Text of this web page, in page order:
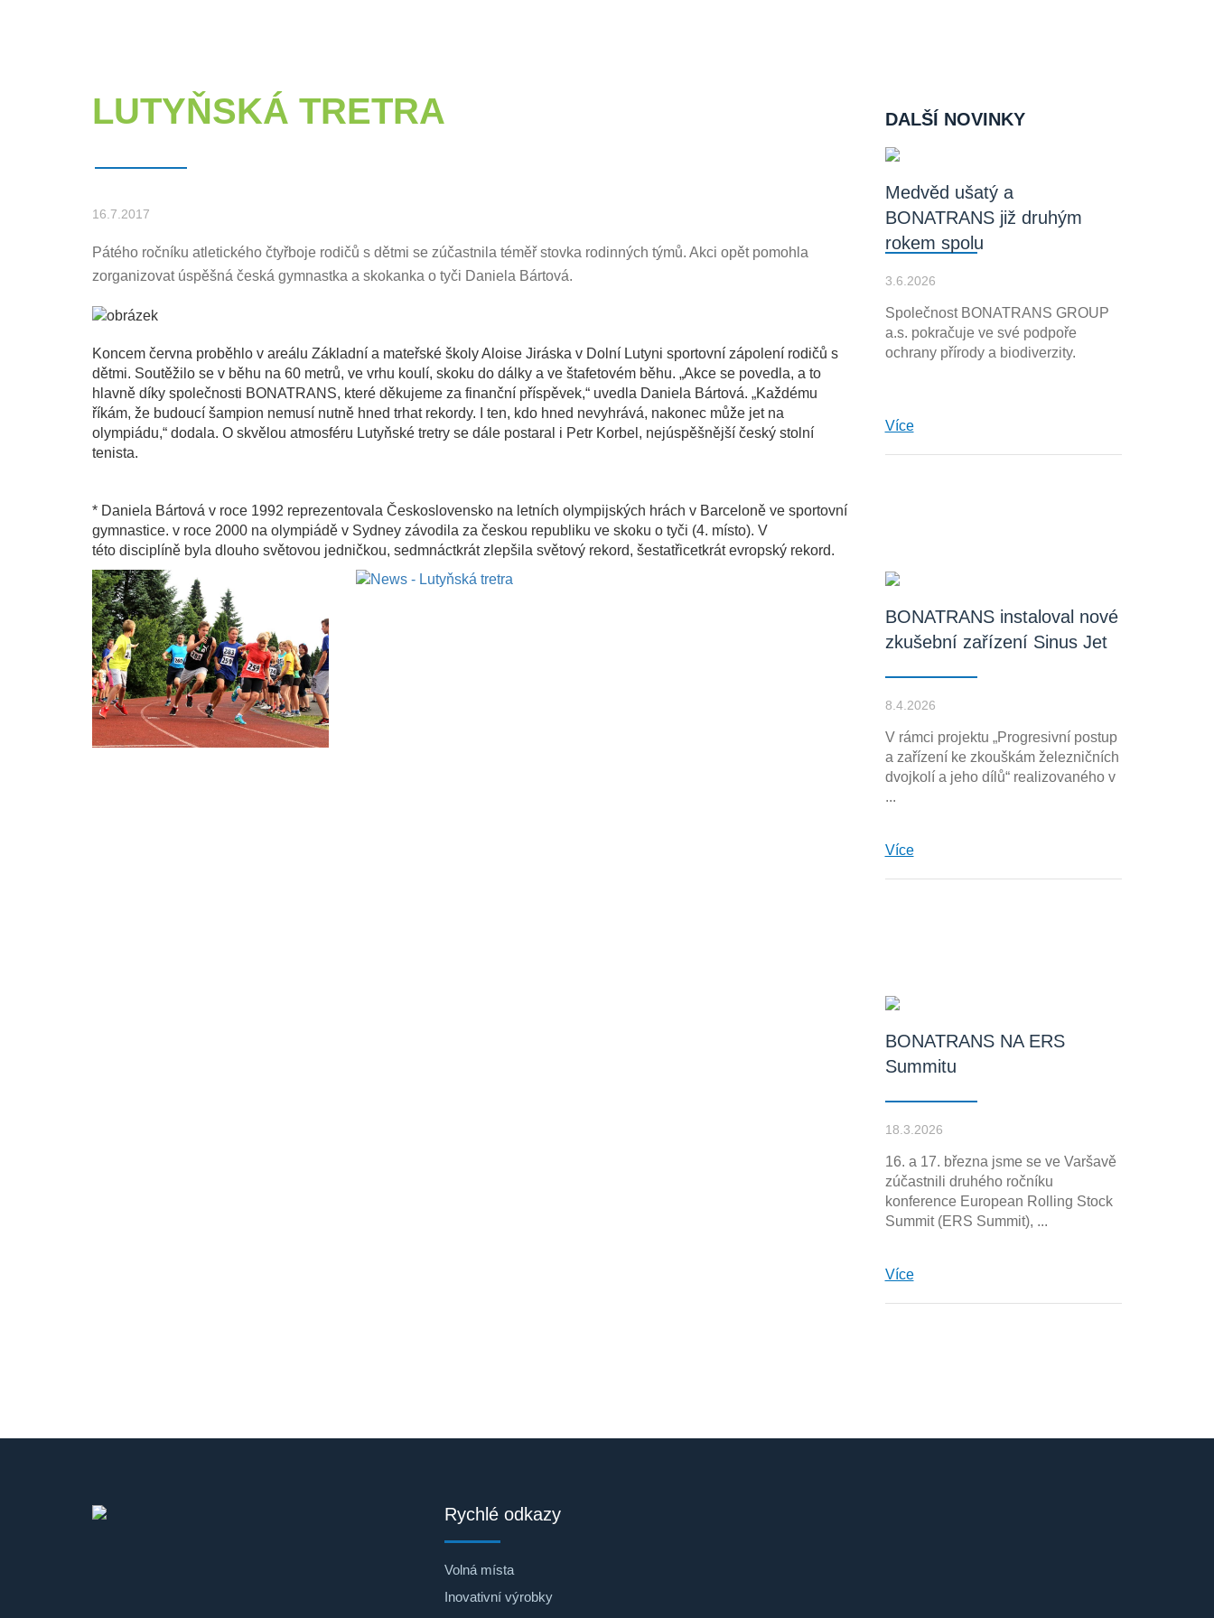
LUTYŇSKÁ TRETRA
16.7.2017
Pátého ročníku atletického čtyřboje rodičů s dětmi se zúčastnila téměř stovka rodinných týmů. Akci opět pomohla
zorganizovat úspěšná česká gymnastka a skokanka o tyči Daniela Bártová.
Koncem června proběhlo v areálu Základní a mateřské školy Aloise Jiráska v Dolní Lutyni sportovní zápolení rodičů s
dětmi. Soutěžilo se v běhu na 60 metrů, ve vrhu koulí, skoku do dálky a ve štafetovém běhu. „Akce se povedla, a to
hlavně díky společnosti BONATRANS, které děkujeme za finanční příspěvek,“ uvedla Daniela Bártová. „Každému
říkám, že budoucí šampion nemusí nutně hned trhat rekordy. I ten, kdo hned nevyhrává, nakonec může jet na
olympiádu,“ dodala. O skvělou atmosféru Lutyňské tretry se dále postaral i Petr Korbel, nejúspěšnější český stolní
tenista.
* Daniela Bártová v roce 1992 reprezentovala Československo na letních olympijských hrách v Barceloně ve sportovní
gymnastice. v roce 2000 na olympiádě v Sydney závodila za českou republiku ve skoku o tyči (4. místo). V
této disciplíně byla dlouho světovou jedničkou, sedmnáctkrát zlepšila světový rekord, šestatřicetkrát evropský rekord.
DALŠÍ NOVINKY
Medvěd ušatý a
BONATRANS již druhým
rokem spolu
3.6.2026
Společnost BONATRANS GROUP
a.s. pokračuje ve své podpoře
ochrany přírody a biodiverzity.
Více
BONATRANS instaloval nové
zkušební zařízení Sinus Jet
8.4.2026
V rámci projektu „Progresivní postup
a zařízení ke zkouškám železničních
dvojkolí a jeho dílů“ realizovaného v
...
Více
BONATRANS NA ERS
Summitu
18.3.2026
16. a 17. března jsme se ve Varšavě
zúčastnili druhého ročníku
konference European Rolling Stock
Summit (ERS Summit), ...
Více
Rychlé odkazy
Volná místa
Inovativní výrobky